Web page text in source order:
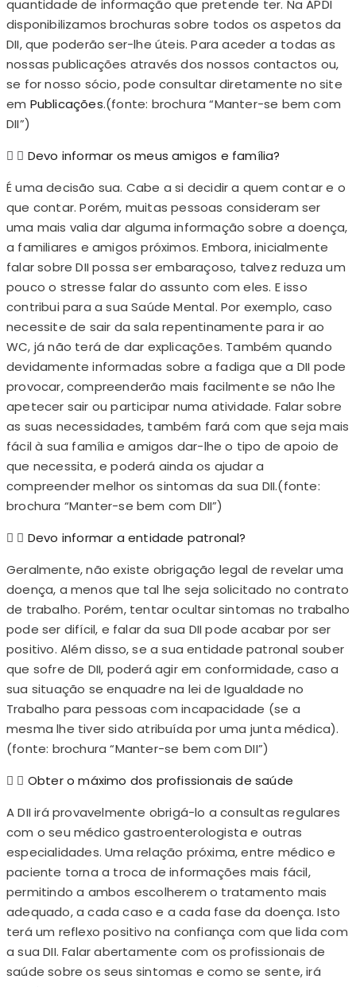
quantidade de informação que pretende ter. Na APDI
disponibilizamos brochuras sobre todos os aspetos da
DII, que poderão ser-lhe úteis. Para aceder a todas as
nossas publicações através dos nossos contactos ou,
se for nosso sócio, pode consultar diretamente no site
em Publicações.(fonte: brochura “Manter-se bem com
DII”)
Devo informar os meus amigos e família?
É uma decisão sua. Cabe a si decidir a quem contar e o
que contar. Porém, muitas pessoas consideram ser
uma mais valia dar alguma informação sobre a doença,
a familiares e amigos próximos. Embora, inicialmente
falar sobre DII possa ser embaraçoso, talvez reduza um
pouco o stresse falar do assunto com eles. E isso
contribui para a sua Saúde Mental. Por exemplo, caso
necessite de sair da sala repentinamente para ir ao
WC, já não terá de dar explicações. Também quando
devidamente informadas sobre a fadiga que a DII pode
provocar, compreenderão mais facilmente se não lhe
apetecer sair ou participar numa atividade. Falar sobre
as suas necessidades, também fará com que seja mais
fácil à sua família e amigos dar-lhe o tipo de apoio de
que necessita, e poderá ainda os ajudar a
compreender melhor os sintomas da sua DII.(fonte:
brochura “Manter-se bem com DII”)
Devo informar a entidade patronal?
Geralmente, não existe obrigação legal de revelar uma
doença, a menos que tal lhe seja solicitado no contrato
de trabalho. Porém, tentar ocultar sintomas no trabalho
pode ser difícil, e falar da sua DII pode acabar por ser
positivo. Além disso, se a sua entidade patronal souber
que sofre de DII, poderá agir em conformidade, caso a
sua situação se enquadre na lei de Igualdade no
Trabalho para pessoas com incapacidade (se a
mesma lhe tiver sido atribuída por uma junta médica).
(fonte: brochura “Manter-se bem com DII”)
Obter o máximo dos profissionais de saúde
A DII irá provavelmente obrigá-lo a consultas regulares
com o seu médico gastroenterologista e outras
especialidades. Uma relação próxima, entre médico e
paciente torna a troca de informações mais fácil,
permitindo a ambos escolherem o tratamento mais
adequado, a cada caso e a cada fase da doença. Isto
terá um reflexo positivo na confiança com que lida com
a sua DII. Falar abertamente com os profissionais de
saúde sobre os seus sintomas e como se sente, irá